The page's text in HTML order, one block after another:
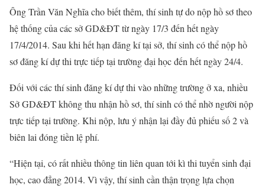
Ông Trần Văn Nghĩa cho biết thêm, thí sinh tự do nộp hồ sơ theo
hệ thống của các sở GD&ĐT từ ngày 17/3 đến hết ngày
17/4/2014. Sau khi hết hạn đăng kí tại sở, thí sinh có thể nộp hồ
sơ đăng kí dự thi trực tiếp tại trường đại học đến hết ngày 24/4.
Đối với các thí sinh đăng kí dự thi vào những trường ở xa, nhiều
Sở GD&ĐT không thu nhận hồ sơ, thí sinh có thể nhờ người nộp
trực tiếp tại trường. Khi nộp, lưu ý nhận lại đầy đủ phiếu số 2 và
biên lai đóng tiền lệ phí.
“Hiện tại, có rất nhiều thông tin liên quan tới kì thi tuyển sinh đại
học, cao đẳng 2014. Vì vậy, thí sinh cần thận trọng lựa chọn